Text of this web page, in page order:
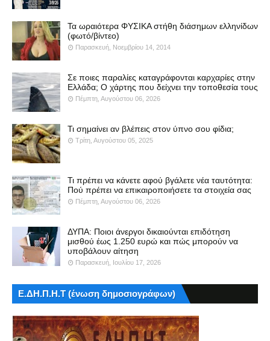
Τα ωραιότερα ΦΥΣΙΚΑ στήθη διάσημων ελληνίδων
(φωτό/βίντεο)
Παρασκευή, Νοεμβρίου 14, 2014
Σε ποιες παραλίες καταγράφονται καρχαρίες στην
Ελλάδα; Ο χάρτης που δείχνει την τοποθεσία τους
Πέμπτη, Αυγούστου 06, 2026
Τι σημαίνει αν βλέπεις στον ύπνο σου φίδια;
Τρίτη, Αυγούστου 05, 2025
Τι πρέπει να κάνετε αφού βγάλετε νέα ταυτότητα:
Πού πρέπει να επικαιροποιήσετε τα στοιχεία σας
Πέμπτη, Αυγούστου 06, 2026
ΔΥΠΑ: Ποιοι άνεργοι δικαιούνται επιδότηση
μισθού έως 1.250 ευρώ και πώς μπορούν να
υποβάλουν αίτηση
Παρασκευή, Ιουλίου 17, 2026
Ε.ΔΗ.Π.Η.Τ (ένωση δημοσιογράφων)